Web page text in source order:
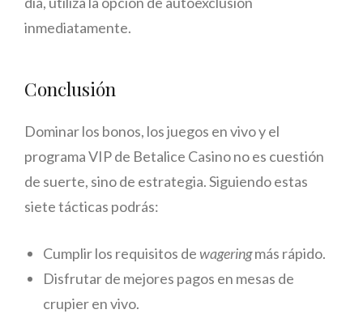
inmediatamente.
Conclusión
Dominar los bonos, los juegos en vivo y el
programa VIP de Betalice Casino no es cuestión
de suerte, sino de estrategia. Siguiendo estas
siete tácticas podrás:
Cumplir los requisitos dewageringmás rápido.
Disfrutar de mejores pagos en mesas de
crupier en vivo.